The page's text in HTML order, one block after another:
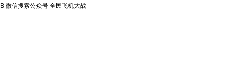
B 微信搜索公众号 全民飞机大战